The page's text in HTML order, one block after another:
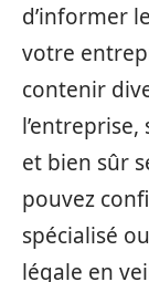
d’informer
votre
contenir
et bien sûr
pouvez
spécialisé
légale en